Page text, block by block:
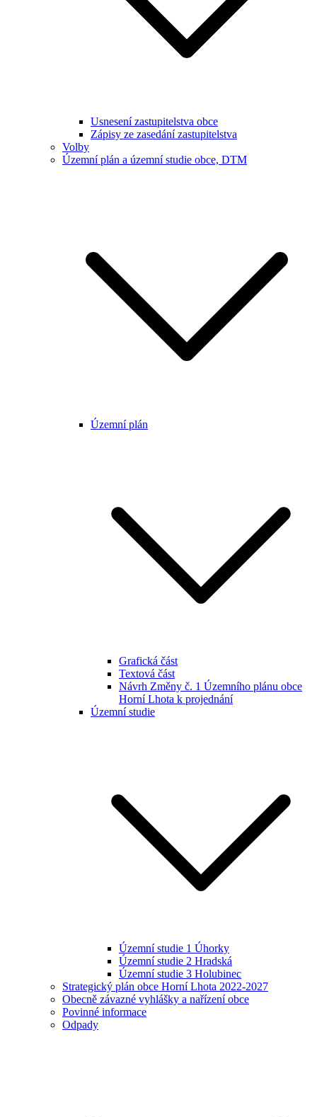
Usnesení zastupitelstva obce
Zápisy ze zasedání zastupitelstva
Volby
Územní plán a územní studie obce, DTM
Územní plán
Grafická část
Textová část
Návrh Změny č. 1 Územního plánu obce
Horní Lhota k projednání
Územní studie
Územní studie 1 Úhorky
Územní studie 2 Hradská
Územní studie 3 Holubinec
Strategický plán obce Horní Lhota 2022-2027
Obecně závazné vyhlášky a nařízení obce
Povinné informace
Odpady